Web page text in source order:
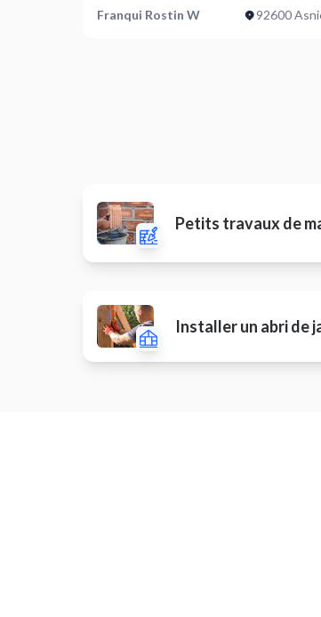
Franqui Rostin W 92600
Petits travaux de
Installer un abri de